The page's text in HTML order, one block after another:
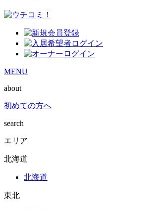
MENU
about
初めての方へ
search
エリア
北海道
北海道
東北